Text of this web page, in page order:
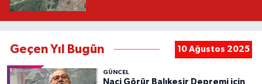
Geçen Yıl Bugün 10 Ağustos 2025
GÜNCEL
Naci Görür Balıkesir Depremi için